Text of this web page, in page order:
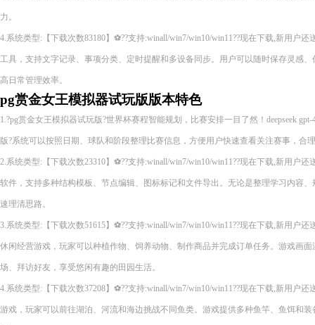
力。
4.系统类型:【下载次数83180】⚽??支持:winall/win7/win10/win11??现在下载,新用户
工具，支持文字记录、事项分类、定时提醒和多设备同步。用户可以随时保存灵感
高日常管理效率。
pg赏金女王模拟器试玩版版本特色
1.?pg赏金女王模拟器试玩版?世界杯赛程智能规划，比赛安排一目了然！deepseek
版?系统可以按照日期、球队和阶段整理比赛信息，方便用户快速查看关注赛事，合
2.系统类型:【下载次数23310】⚽??支持:winall/win7/win10/win11??现在下载,新用户
软件，支持多种结构模板、节点编辑、图标标记和文件导出。无论是整理学习内容
速理清思路。
3.系统类型:【下载次数51615】⚽??支持:winall/win7/win10/win11??现在下载,新用户
休闲经营游戏，玩家可以种植作物、饲养动物、制作商品并完成订单任务。游戏画
场、拜访好友，享受悠闲有趣的田园生活。
4.系统类型:【下载次数37208】⚽??支持:winall/win7/win10/win11??现在下载,新用户
游戏，玩家可以前往湖泊、河流和海边挑战不同鱼类。游戏提供多种鱼竿、鱼饵和